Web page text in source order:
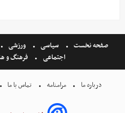
صفحه نخست سیاسی ورزشی
اجتماعی
فرهنگ و
درباره ما مرامنامه تماس با ما